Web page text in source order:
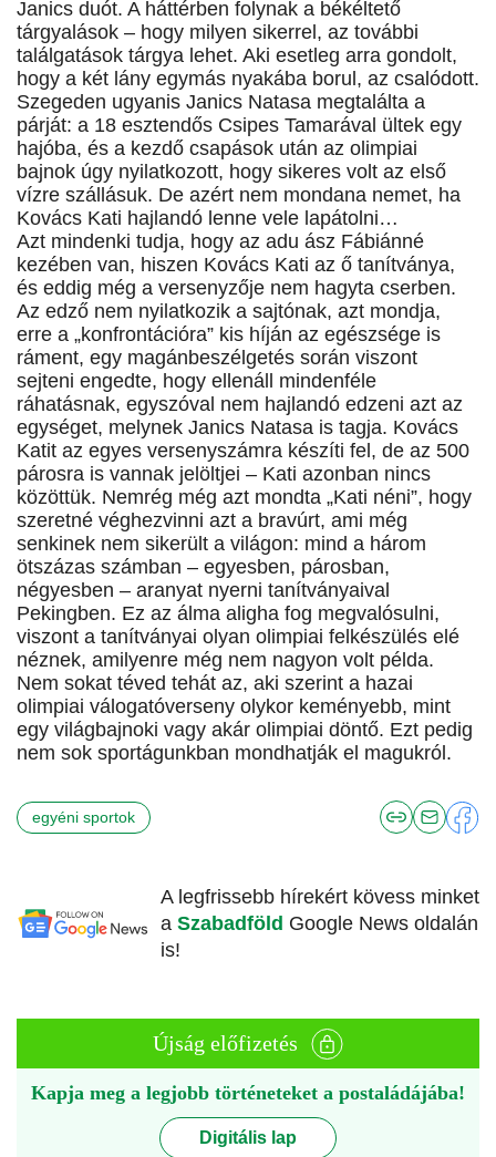
Janics duót. A háttérben folynak a békéltető
tárgyalások – hogy milyen sikerrel, az további
találgatások tárgya lehet. Aki esetleg arra gondolt,
hogy a két lány egymás nyakába borul, az csalódott.
Szegeden ugyanis Janics Natasa megtalálta a
párját: a 18 esztendős Csipes Tamarával ültek egy
hajóba, és a kezdő csapások után az olimpiai
bajnok úgy nyilatkozott, hogy sikeres volt az első
vízre szállásuk. De azért nem mondana nemet, ha
Kovács Kati hajlandó lenne vele lapátolni…
Azt mindenki tudja, hogy az adu ász Fábiánné
kezében van, hiszen Kovács Kati az ő tanítványa,
és eddig még a versenyzője nem hagyta cserben.
Az edző nem nyilatkozik a sajtónak, azt mondja,
erre a „konfrontációra” kis híján az egészsége is
ráment, egy magánbeszélgetés során viszont
sejteni engedte, hogy ellenáll mindenféle
ráhatásnak, egyszóval nem hajlandó edzeni azt az
egységet, melynek Janics Natasa is tagja. Kovács
Katit az egyes versenyszámra készíti fel, de az 500
párosra is vannak jelöltjei – Kati azonban nincs
közöttük. Nemrég még azt mondta „Kati néni”, hogy
szeretné véghezvinni azt a bravúrt, ami még
senkinek nem sikerült a világon: mind a három
ötszázas számban – egyesben, párosban,
négyesben – aranyat nyerni tanítványaival
Pekingben. Ez az álma aligha fog megvalósulni,
viszont a tanítványai olyan olimpiai felkészülés elé
néznek, amilyenre még nem nagyon volt példa.
Nem sokat téved tehát az, aki szerint a hazai
olimpiai válogatóverseny olykor keményebb, mint
egy világbajnoki vagy akár olimpiai döntő. Ezt pedig
nem sok sportágunkban mondhatják el magukról.
egyéni sportok
A legfrissebb hírekért kövess minket
a Szabadföld Google News oldalán
is!
Újság előfizetés
Kapja meg a legjobb történeteket a postaládájába!
Digitális lap